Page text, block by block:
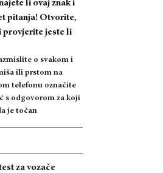
li ovaj znak i
pitanja! Otvorite,
provjerite jeste li
o svakom i
ili prstom na
telefonu označite
s odgovorom za koji
je točan
za vozače